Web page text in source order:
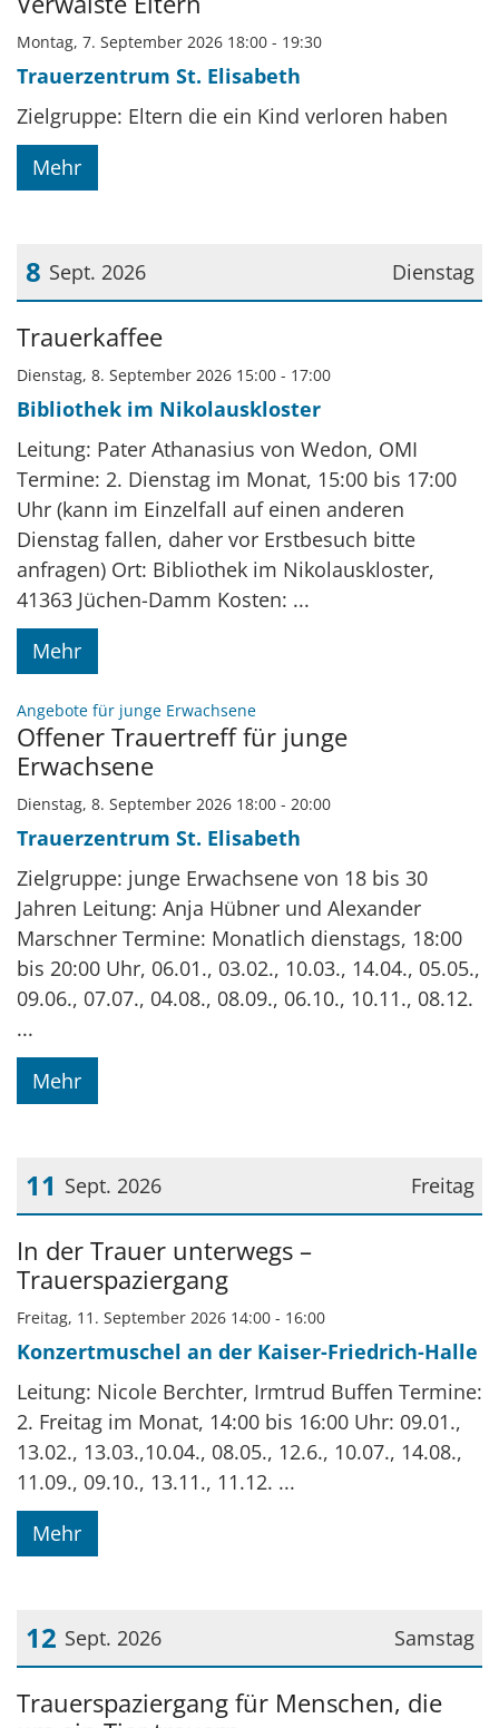
Montag, 7. September 2026 18:00 - 19:30
Trauerzentrum St. Elisabeth
Zielgruppe: Eltern die ein Kind verloren haben
Mehr
Dienstag
8 Sept. 2026
Datum: 8. September 2026
Trauerkaffee
Dienstag, 8. September 2026 15:00 - 17:00
Bibliothek im Nikolauskloster
Leitung: Pater Athanasius von Wedon, OMI
Termine: 2. Dienstag im Monat, 15:00 bis 17:00
Uhr (kann im Einzelfall auf einen anderen
Dienstag fallen, daher vor Erstbesuch bitte
anfragen) Ort: Bibliothek im Nikolauskloster,
41363 Jüchen-Damm Kosten: ...
Mehr
Angebote für junge Erwachsene:
Offener Trauertreff für junge
Erwachsene
Dienstag, 8. September 2026 18:00 - 20:00
Trauerzentrum St. Elisabeth
Zielgruppe: junge Erwachsene von 18 bis 30
Jahren Leitung: Anja Hübner und Alexander
Marschner Termine: Monatlich dienstags, 18:00
bis 20:00 Uhr, 06.01., 03.02., 10.03., 14.04., 05.05.,
09.06., 07.07., 04.08., 08.09., 06.10., 10.11., 08.12.
...
Mehr
Freitag
11 Sept. 2026
Datum: 11. September 2026
In der Trauer unterwegs –
Trauerspaziergang
Freitag, 11. September 2026 14:00 - 16:00
Konzertmuschel an der Kaiser-Friedrich-Halle
Leitung: Nicole Berchter, Irmtrud Buffen Termine:
2. Freitag im Monat, 14:00 bis 16:00 Uhr: 09.01.,
13.02., 13.03.,10.04., 08.05., 12.6., 10.07., 14.08.,
11.09., 09.10., 13.11., 11.12. ...
Mehr
Samstag
12 Sept. 2026
Datum: 12. September 2026
Trauerspaziergang für Menschen, die